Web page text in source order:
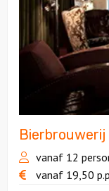
Bierbrouwerij
vanaf 12
vanaf 19,50